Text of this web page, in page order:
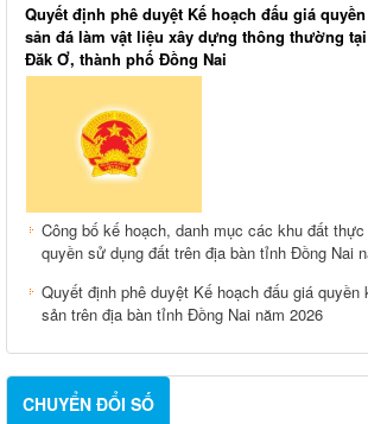
Quyết định phê duyệt Kế hoạch đấu giá
sản đá làm vật liệu xây dựng thông thường
Đăk Ơ, thành phố Đồng Nai
Công bố kế hoạch, danh mục các khu đất
quyền sử dụng đất trên địa bàn tỉnh Đồng Nai
Quyết định phê duyệt Kế hoạch đấu giá quyền
sản trên địa bàn tỉnh Đồng Nai năm 2026
CHUYỂN ĐỔI SỐ